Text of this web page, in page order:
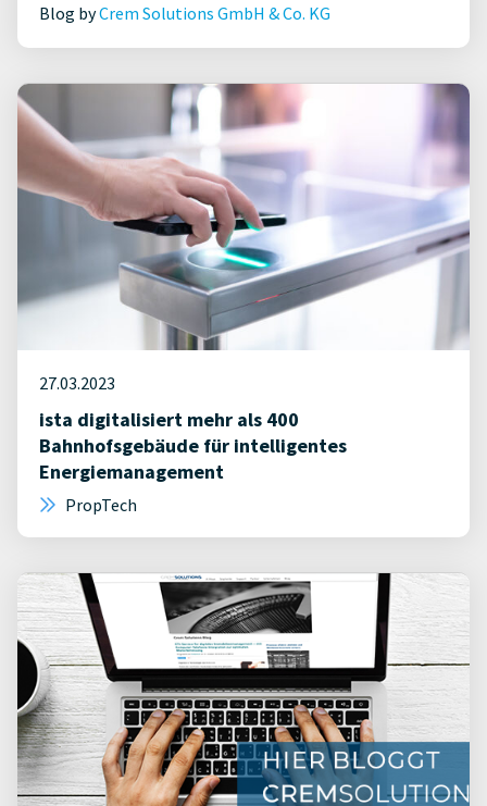
Blog byCrem Solutions GmbH & Co. KG
27.03.2023
ista digitalisiert mehr als 400
Bahnhofsgebäude für intelligentes
Energiemanagement
PropTech